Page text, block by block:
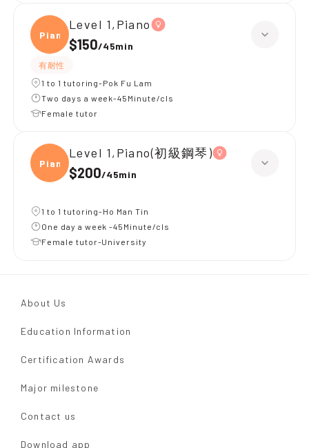
Piano
Level 1,Piano
$150/45min
有耐性
1 to 1 tutoring-Pok Fu Lam
Two days a week-45Minute/cls
Female tutor
Piano
Level 1,Piano(初級鋼琴)
$200/45min
1 to 1 tutoring-Ho Man Tin
One day a week -45Minute/cls
Female tutor-University
About Us
Education Information
Certification Awards
Major milestone
Contact us
Download app